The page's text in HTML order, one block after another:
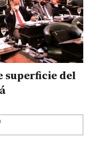
superficie del